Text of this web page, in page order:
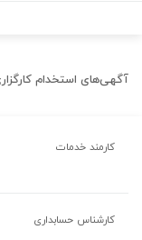
آگهی‌های استخدام
کارمند خدمات
کارشناس حسابداری